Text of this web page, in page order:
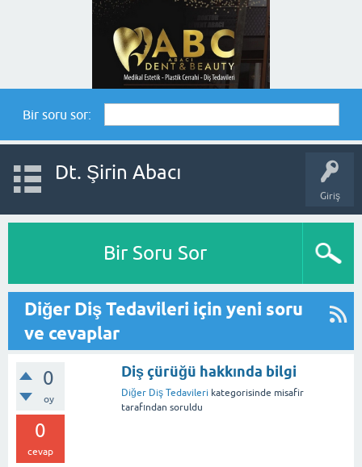
Bir soru sor:
Giriş
Dt. Şirin Abacı
Bir Soru Sor
Diğer Diş Tedavileri için yeni soru
ve cevaplar
0
oy
0
cevap
Diş çürüğü hakkında bilgi
Diğer Diş Tedavileri kategorisinde misafir
tarafından soruldu